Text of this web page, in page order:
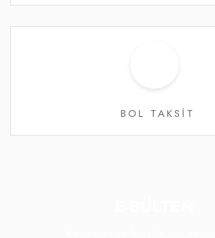
BOL TAKSİT